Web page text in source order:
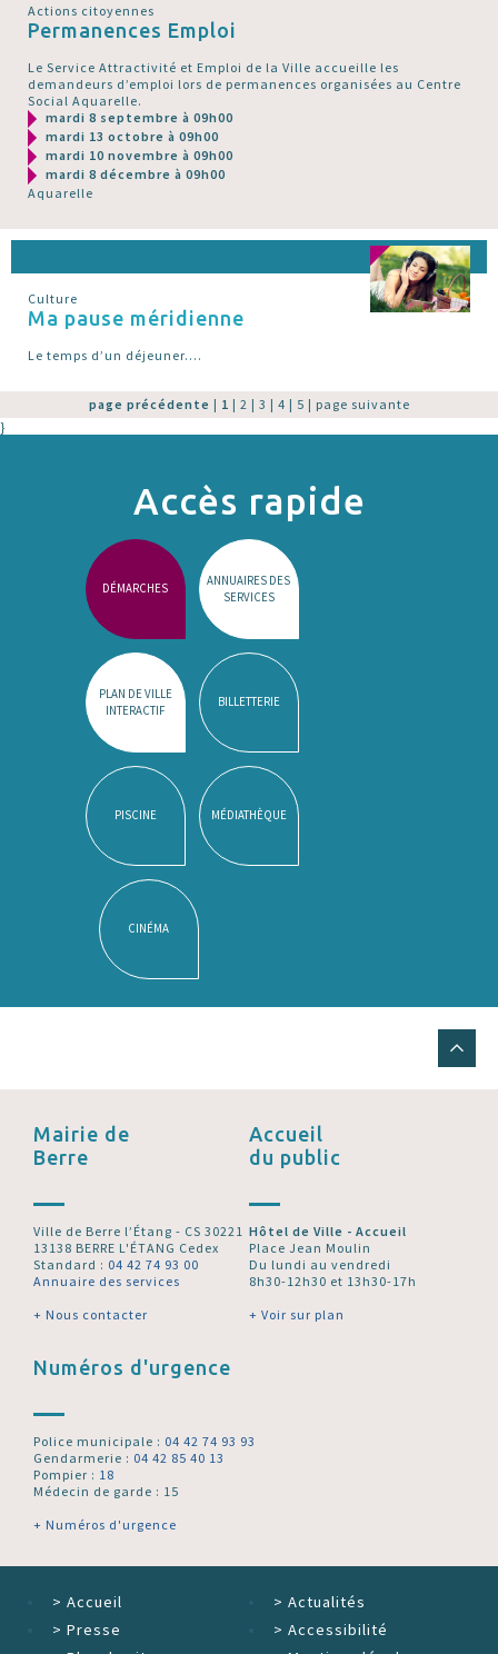
Actions citoyennes
Permanences Emploi
Le Service Attractivité et Emploi de la Ville accueille les
demandeurs d’emploi lors de permanences organisées au Centre
Social Aquarelle.
mardi 8 septembre à 09h00
mardi 13 octobre à 09h00
mardi 10 novembre à 09h00
mardi 8 décembre à 09h00
Aquarelle
Culture
Ma pause méridienne
Le temps d’un déjeuner....
page précédente | 1 | 2 | 3 | 4 | 5 | page suivante
}
Accès rapide
DÉMARCHES
ANNUAIRES DES
SERVICES
PLAN DE VILLE
INTERACTIF
BILLETTERIE
PISCINE MÉDIATHÈQUE
CINÉMA
Mairie de
Berre
Ville de Berre l’Étang - CS 30221
13138 BERRE L'ÉTANG Cedex
Standard : 04 42 74 93 00
Annuaire des services
+ Nous contacter
Accueil
du public
Hôtel de Ville - Accueil
Place Jean Moulin
Du lundi au vendredi
8h30-12h30 et 13h30-17h
+ Voir sur plan
Numéros d'urgence
Police municipale : 04 42 74 93 93
Gendarmerie : 04 42 85 40 13
Pompier : 18
Médecin de garde : 15
+ Numéros d'urgence
> Accueil > Actualités
> Presse > Accessibilité